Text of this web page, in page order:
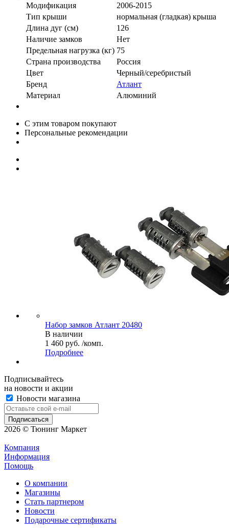
Модификация
2006-2015
Тип крыши
нормальная (гладкая) крыша
Длина дуг (см)
126
Наличие замков
Нет
Предельная нагрузка (кг) 75
Страна производства
Россия
Цвет
Черный/серебристый
Бренд
Атлант
Материал
Алюминий
С этим товаром покупают
Персональные рекомендации
Набор замков Атлант 20480
В наличии
1 460 руб. /комп.
Подробнее
Подписывайтесь
на новости и акции
Новости магазина
2026 © Тюнинг Маркет
Компания
Информация
Помощь
О компании
Магазины
Стать партнером
Новости
Подарочные сертификаты